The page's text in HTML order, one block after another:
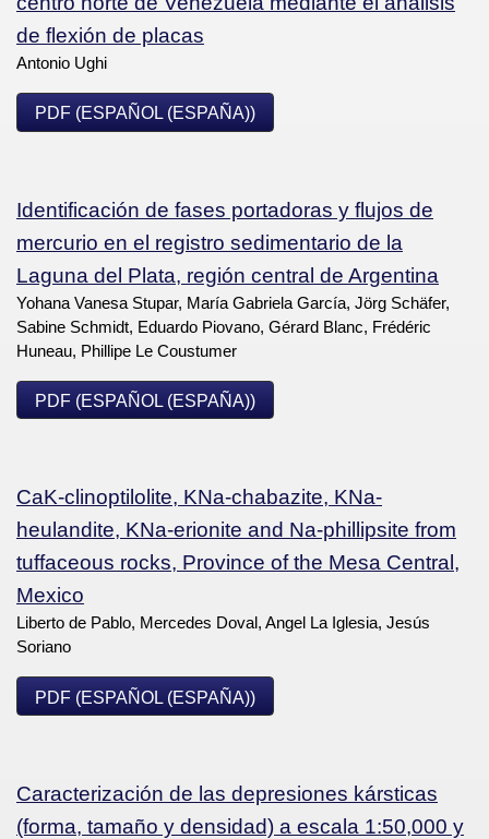
de flexión de placas
Antonio Ughi
PDF (ESPAÑOL (ESPAÑA))
Identificación de fases portadoras y flujos de
mercurio en el registro sedimentario de la
Laguna del Plata, región central de Argentina
Yohana Vanesa Stupar, María Gabriela García, Jörg Schäfer,
Sabine Schmidt, Eduardo Piovano, Gérard Blanc, Frédéric
Huneau, Phillipe Le Coustumer
PDF (ESPAÑOL (ESPAÑA))
CaK-clinoptilolite, KNa-chabazite, KNa-
heulandite, KNa-erionite and Na-phillipsite from
tuffaceous rocks, Province of the Mesa Central,
Mexico
Liberto de Pablo, Mercedes Doval, Angel La Iglesia, Jesús
Soriano
PDF (ESPAÑOL (ESPAÑA))
Caracterización de las depresiones kársticas
(forma, tamaño y densidad) a escala 1:50,000 y